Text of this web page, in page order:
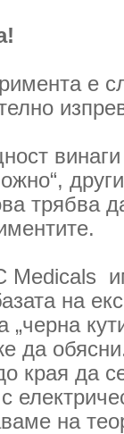
е
трябва
Medicals
на
„черна
да
края да
на